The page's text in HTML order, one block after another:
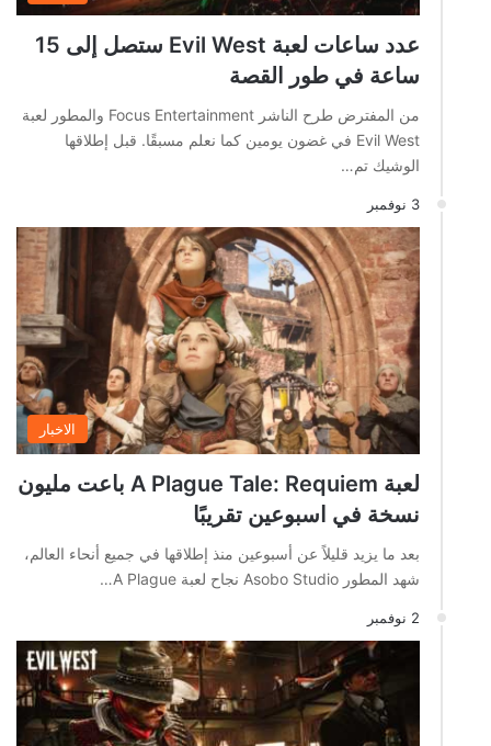
عدد ساعات لعبة Evil West ستصل إلى 15
ساعة في طور القصة
من المفترض طرح الناشر Focus Entertainment والمطور لعبة
Evil West في غضون يومين كما نعلم مسبقًا. قبل إطلاقها
الوشيك تم…
3 نوفمبر
الاخبار
لعبة A Plague Tale: Requiem باعت مليون
نسخة في اسبوعين تقريبًا
بعد ما يزيد قليلاً عن أسبوعين منذ إطلاقها في جميع أنحاء العالم،
شهد المطور Asobo Studio نجاح لعبة A Plague…
2 نوفمبر